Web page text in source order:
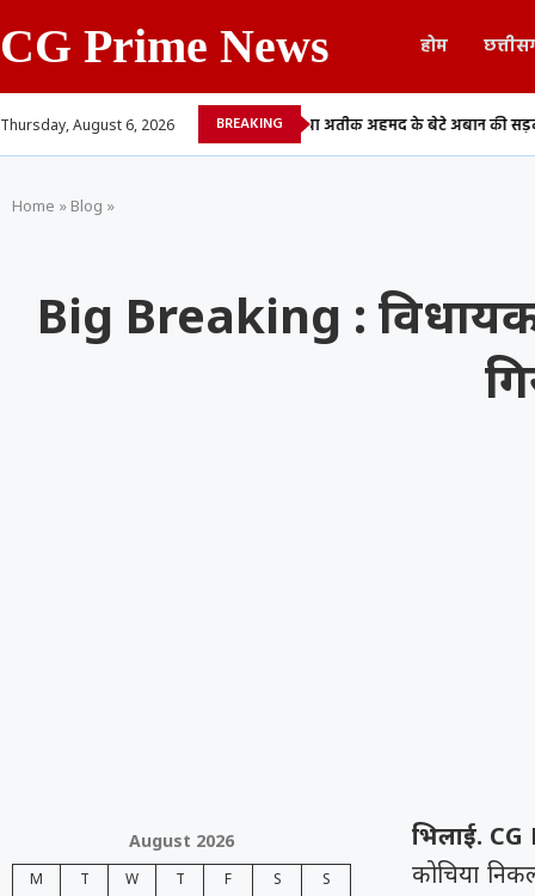
CG Prime News होम
Thursday, August 6, 2026 BREAKING
में देने वाले 13... माफिया अतीक अहमद के बेटे अबान की सड़क हादसे में मौत,...
Home » Blog »
Big Breaking : विधायक
भिलाई.
कोचिया
August 2026
M T W T F S S